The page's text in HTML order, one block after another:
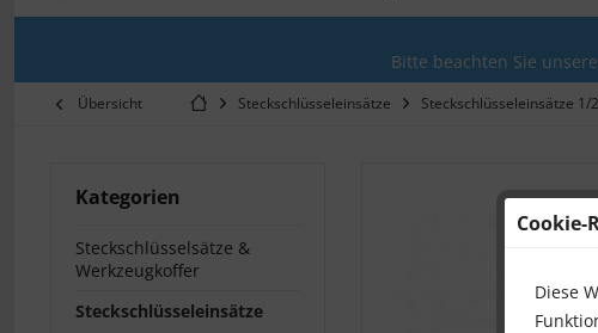
Bitte beachten Sie
Übersicht Steckschlüsseleinsätze Steckschlüsseleinsätze 1/
Kategorien
Steckschlüsselsätze &
Werkzeugkoffer
Steckschlüsseleinsätze
Cookie-
Diese